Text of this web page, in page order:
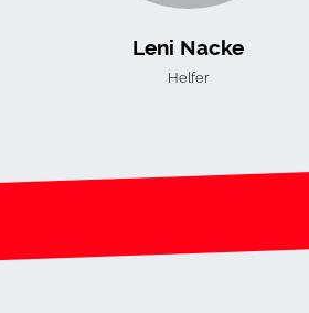
Leni Nacke
Helfer